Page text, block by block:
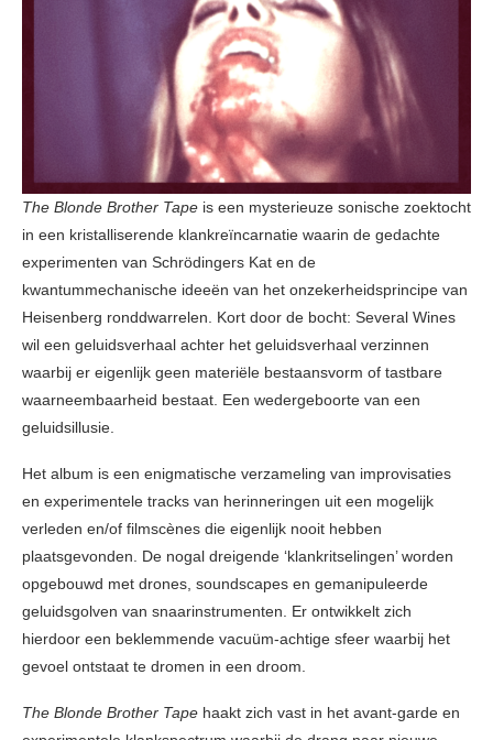
The Blonde Brother Tape is een mysterieuze sonische zoektocht
in een kristalliserende klankreïncarnatie waarin de gedachte
experimenten van Schrödingers Kat en de
kwantummechanische ideeën van het onzekerheidsprincipe van
Heisenberg ronddwarrelen. Kort door de bocht: Several Wines
wil een geluidsverhaal achter het geluidsverhaal verzinnen
waarbij er eigenlijk geen materiële bestaansvorm of tastbare
waarneembaarheid bestaat. Een wedergeboorte van een
geluidsillusie.
Het album is een enigmatische verzameling van improvisaties
en experimentele tracks van herinneringen uit een mogelijk
verleden en/of filmscènes die eigenlijk nooit hebben
plaatsgevonden. De nogal dreigende ‘klankritselingen’ worden
opgebouwd met drones, soundscapes en gemanipuleerde
geluidsgolven van snaarinstrumenten. Er ontwikkelt zich
hierdoor een beklemmende vacuüm-achtige sfeer waarbij het
gevoel ontstaat te dromen in een droom.
The Blonde Brother Tape haakt zich vast in het avant-garde en